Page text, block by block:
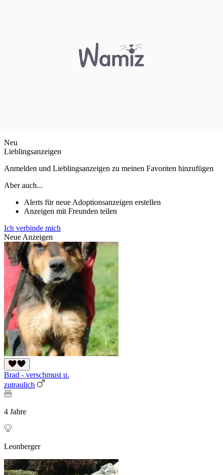
Neu
Lieblingsanzeigen
Anmelden und Lieblingsanzeigen zu meinen Favoriten hinzufügen
Aber auch...
Alerts für neue Adoptionsanzeigen erstellen
Anzeigen mit Freunden teilen
Ich verbinde mich
Neue Anzeigen
Brad - verschmust u.
zutraulich
4 Jahre
Leonberger